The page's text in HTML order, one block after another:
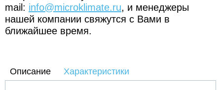
mail: info@microklimate.ru, и менеджеры
нашей компании свяжутся с Вами в
ближайшее время.
Описание Характеристики